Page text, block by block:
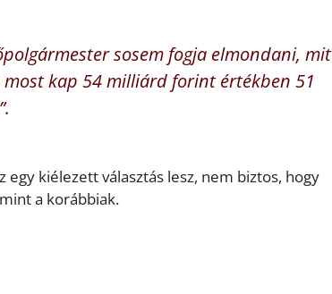
sosem fogja elmondani, mit
kap 54 milliárd forint értékben 51
kiélezett választás lesz, nem biztos, hogy
a korábbiak.